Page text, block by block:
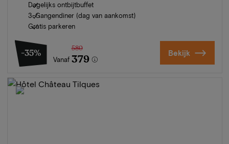
Dagelijks ontbijtbuffet
3-Gangendiner (dag van aankomst)
Gratis parkeren
-35%
Vanaf
580
379 Bekijk